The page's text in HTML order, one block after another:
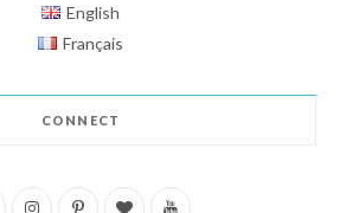
English
Français
CONNECT
I
P
B
Y